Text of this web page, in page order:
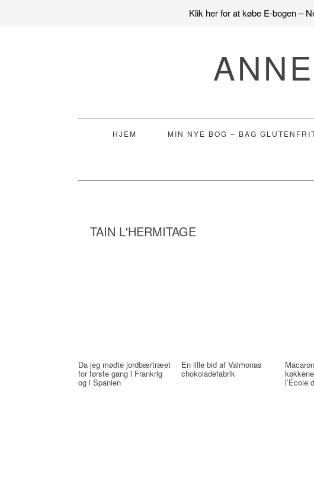
Klik her for at købe E-bogen –
HJEM MIN NYE BOG – BAG
TAIN L'HERMITAGE
Da jeg mødte jordbærtræet
for første gang i Frankrig
og i Spanien
En lille bid af Valrhonas
chokoladefabrik
l’École